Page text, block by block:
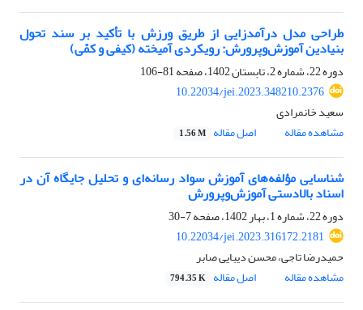
طراحی مدل درآمدزایی از طریق ورزش با تأکید بر سند تحول
بنیادین آموزش‌وپرورش: رویکردی آمیخته (کیفی و کمّی)
دوره 22، شماره 2، تابستان 1402، صفحه
81-106
10.22034/jei.2023.348210.2376
سعید خانمرادی
مشاهده مقاله
اصل مقاله 1.56 M
شناسایی مؤلفه‌های آموزش سواد رسانه‌ای و تحلیل جایگاه آن در
اسناد بالادستی آموزش‌وپرورش
دوره 22، شماره 1، بهار 1402، صفحه
7-30
10.22034/jei.2023.316172.2181
حمیدرضا تاجی، محسن دیبایی صابر
مشاهده مقاله
اصل مقاله 794.35 K